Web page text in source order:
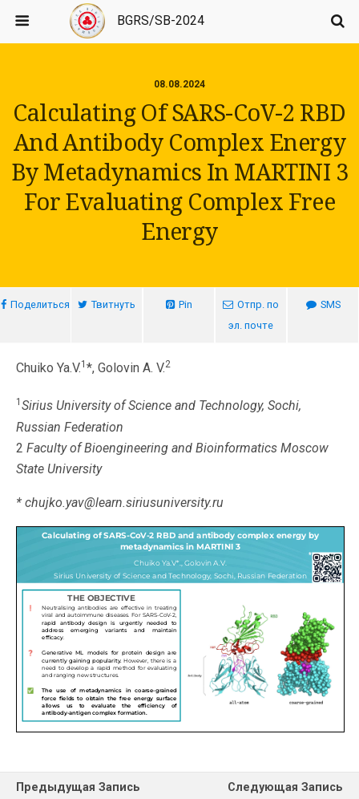
BGRS/SB-2024
08.08.2024
Calculating Of SARS-CoV-2 RBD
And Antibody Complex Energy
By Metadynamics In MARTINI 3
For Evaluating Complex Free
Energy
Поделиться Твитнуть Pin
Отпр. по
эл. почте
SMS
Chuiko Ya.V.1 *, Golovin A. V.2
1 Sirius University of Science and Technology, Sochi,
Russian Federation
2 Faculty of Bioengineering and Bioinformatics Moscow
State University
* chujko.yav@learn.siriusuniversity.ru
Предыдущая Запись
Следующая Запись